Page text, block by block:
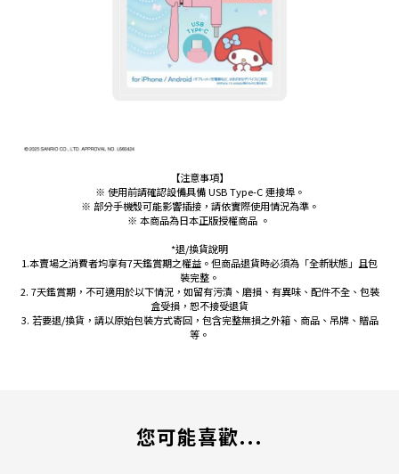
【注意事項】
※ 使用前請確認設備具備 USB Type-C 連接埠。
※ 部分手機殼可能影響插接，請依實際使用情況為準。
※ 本商品為日本正版授權商品 。
*退/換貨說明
1.本賣場之消費者均享有7天鑑賞期之權益。但商品退貨時必須為「全新狀態」且包
裝完整。
2. 7天鑑賞期，不可適用於以下情況，如留有污漬、磨損、有異味、配件不全、包裝
盒受損，恕不接受退貨
3. 若要退/換貨，請以原始包裝方式寄回，包含完整無損之外箱、商品、吊牌、贈品
等。
您可能喜歡...